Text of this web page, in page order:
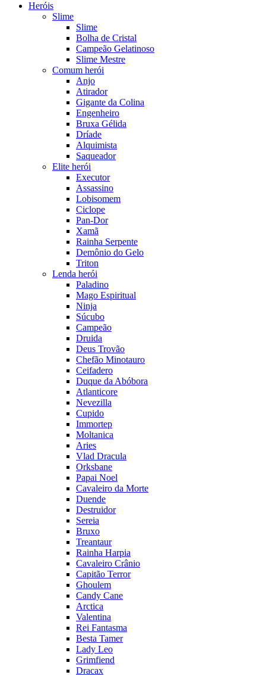
Heróis
Slime
Slime
Bolha de Cristal
Campeão Gelatinoso
Slime Mestre
Comum herói
Anjo
Atirador
Gigante da Colina
Engenheiro
Bruxa Gélida
Dríade
Alquimista
Saqueador
Elite herói
Executor
Assassino
Lobisomem
Ciclope
Pan-Dor
Xamã
Rainha Serpente
Demônio do Gelo
Triton
Lenda herói
Paladino
Mago Espiritual
Ninja
Súcubo
Campeão
Druida
Deus Trovão
Chefão Minotauro
Ceifadero
Duque da Abóbora
Atlanticore
Nevezilla
Cupido
Immortep
Moltanica
Aries
Vlad Dracula
Orksbane
Papai Noel
Cavaleiro da Morte
Duende
Destruidor
Sereia
Bruxo
Treantaur
Rainha Harpia
Cavaleiro Crânio
Capitão Terror
Ghoulem
Candy Cane
Arctica
Valentina
Rei Fantasma
Besta Tamer
Lady Leo
Grimfiend
Dracax